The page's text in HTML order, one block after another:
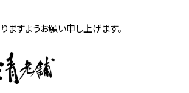
ますようお願い申し上げます。